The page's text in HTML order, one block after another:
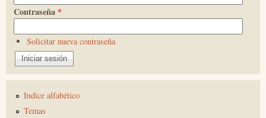
Contraseña *
Solicitar nueva contraseña
Indice alfabético
Temas